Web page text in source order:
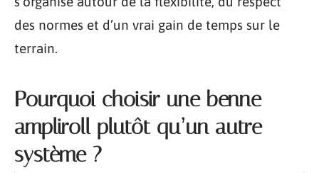
des normes et d’un vrai gain de temps sur le
terrain.
Pourquoi choisir une benne
ampliroll plutôt qu’un autre
système ?